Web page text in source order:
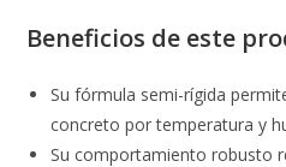
Beneficios de este
Su fórmula semi-rígida
concreto por temperatura y
Su comportamiento robusto